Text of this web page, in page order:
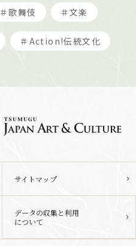
＃歌舞伎 ＃文楽
＃Action!伝統文化
サイトマップ
データの収集と利用
について